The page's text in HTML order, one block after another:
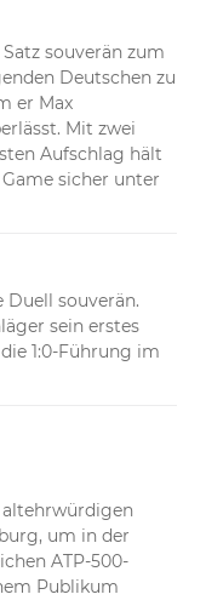
souverän zum
Deutschen zu
er Max
Mit zwei
Aufschlag hält
sicher unter
Duell souverän.
sein erstes
1:0-Führung im
um in der
ATP-500-
Publikum